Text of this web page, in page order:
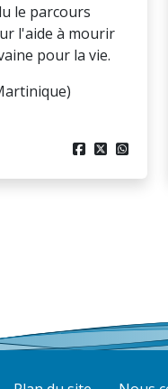
le parcours
l'aide à mourir
pour la vie.
  